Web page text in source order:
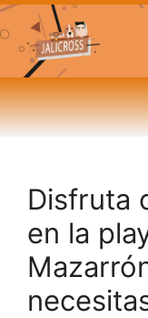
Disfruta
en la